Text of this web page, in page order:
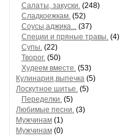
Салаты, закуски. (248)
Сладкоежкам. (52)
Соусы,аджика... (37)
Специи и пряные травы. (4)
Супы. (22)
Творог. (50)
Худеем вместе. (53)
Кулинария,выпечка (5)
Лоскутное шитье. (5)
Переделки. (5)
Любимые песни. (3)
Мужчинам (1)
Мужчинам (0)